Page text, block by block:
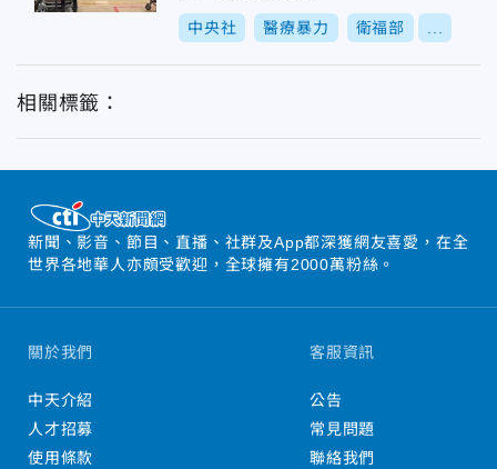
中央社 醫療暴力 衛福部
相關標籤：
新聞、影音、節目、直播、社群及App都深獲網友喜愛，在全
世界各地華人亦頗受歡迎，全球擁有2000萬粉絲。
關於我們
中天介紹
人才招募
使用條款
客服資訊
公告
常見問題
聯絡我們